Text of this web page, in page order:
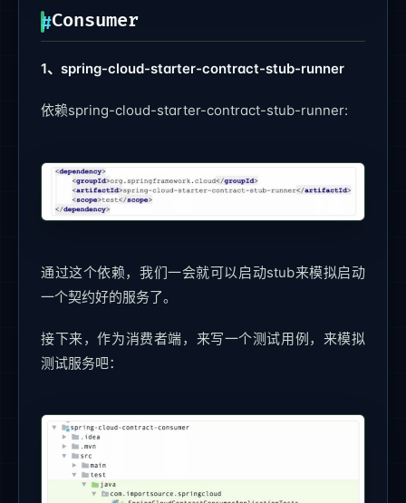
Consumer
1、spring-cloud-starter-contract-stub-runner
依赖spring-cloud-starter-contract-stub-runner:
通过这个依赖，我们一会就可以启动stub来模拟启动
一个契约好的服务了。
接下来，作为消费者端，来写一个测试用例，来模拟
测试服务吧：